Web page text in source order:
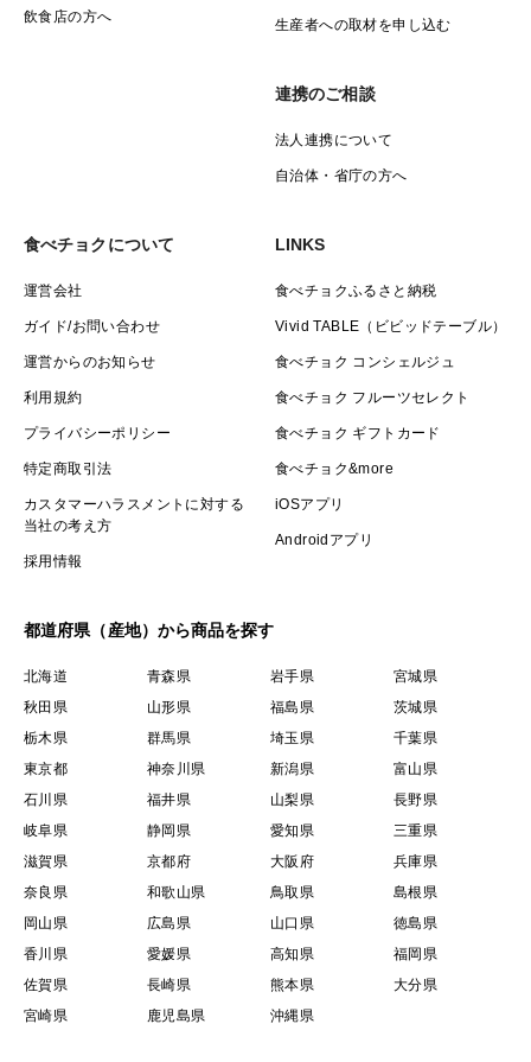
飲食店の方へ 生産者への取材を申し込む
連携のご相談
法人連携について
自治体・省庁の方へ
食べチョクについて
運営会社
ガイド/お問い合わせ
運営からのお知らせ
利用規約
プライバシーポリシー
特定商取引法
カスタマーハラスメントに対する
当社の考え方
採用情報
LINKS
食べチョクふるさと納税
Vivid TABLE（ビビッドテーブル）
食べチョク コンシェルジュ
食べチョク フルーツセレクト
食べチョク ギフトカード
食べチョク&more
iOSアプリ
Androidアプリ
都道府県（産地）から商品を探す
北海道 青森県 岩手県
宮城県
秋田県
山形県 福島県
茨城県
栃木県
群馬県 埼玉県
千葉県
東京都
神奈川県 新潟県
富山県
石川県
福井県 山梨県
長野県
岐阜県
静岡県 愛知県
三重県
滋賀県
京都府 大阪府
兵庫県
奈良県
和歌山県 鳥取県
島根県
岡山県
広島県 山口県
徳島県
香川県
愛媛県 高知県
福岡県
佐賀県
長崎県 熊本県
大分県
宮崎県
鹿児島県 沖縄県